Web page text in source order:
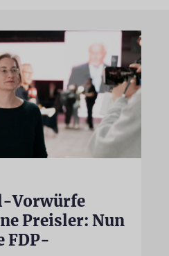
Vorwürfe
Preisler: Nun
FDP-